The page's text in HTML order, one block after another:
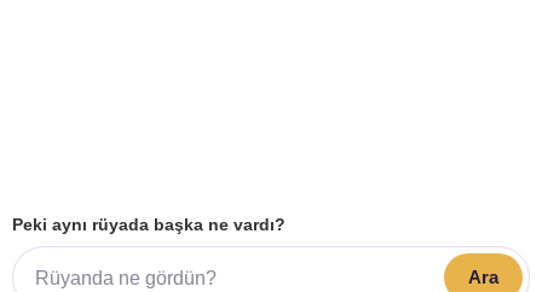
Peki aynı rüyada başka ne vardı?
Ara